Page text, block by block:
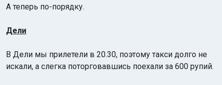
А теперь по-порядку.
Дели
В Дели мы прилетели в 20.30, поэтому такси долго не
искали, а слегка поторговавшись поехали за 600 рупий.